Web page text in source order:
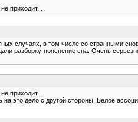
приходит...
случаях, в том числе со странными
разборку-пояснение сна. Очень
приходит...
это дело с другой стороны. Белое